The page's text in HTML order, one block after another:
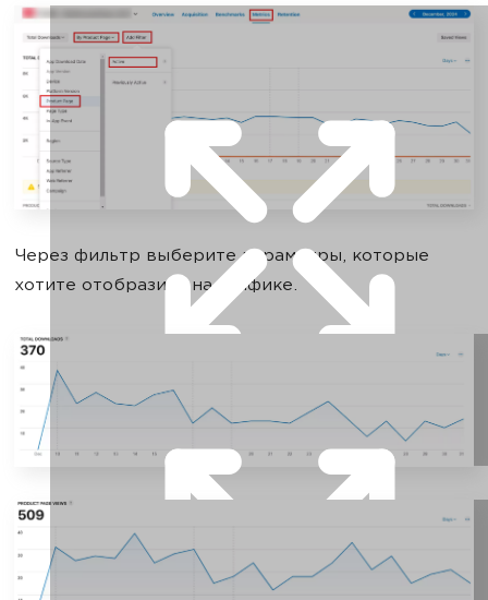
Через фильтр выберите параметры, которые
хотите отобразить на графике.